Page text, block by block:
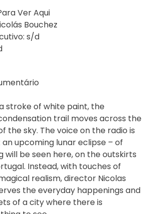
Ver Aqui
Bouchez
s/d
stroke of white paint, the
trail moves across the
the sky. The voice on the radio is
upcoming lunar eclipse – of
will be seen here, on the outskirts
Instead, with touches of
realism, director Nicolas
the everyday happenings and
of a city where there is